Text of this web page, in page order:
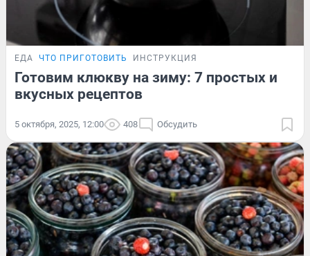
ЕДА ЧТО ПРИГОТОВИТЬ ИНСТРУКЦИЯ
Готовим клюкву на зиму: 7 простых и
вкусных рецептов
5 октября, 2025, 12:00 408 Обсудить